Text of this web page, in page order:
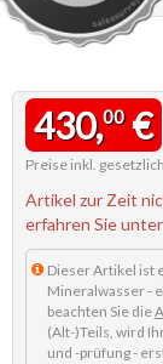
430,00€
Preise inkl.
Artikel zur Zeit
erfahren Sie unter
Dieser Artikel ist
Mineralwasser -
beachten Sie die
(Alt-)Teils, wird
und -prüfung -